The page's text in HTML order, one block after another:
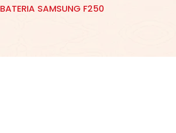
BATERIA SAMSUNG F250